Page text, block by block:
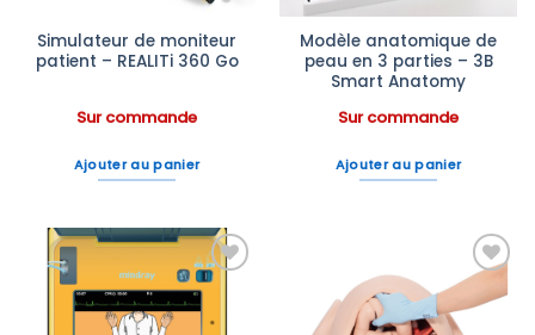
Simulateur de moniteur
patient – REALITi 360 Go
Sur commande
Ajouter au panier
Modèle anatomique de
peau en 3 parties – 3B
Smart Anatomy
Sur commande
Ajouter au panier
Ajouter Ajouter